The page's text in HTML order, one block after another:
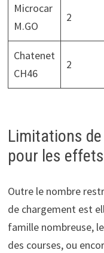
Microcar
M.GO
2
Chatenet
CH46
2
Limitations
pour les
Outre le nombre
de chargement est
famille nombreuse,
des courses, ou